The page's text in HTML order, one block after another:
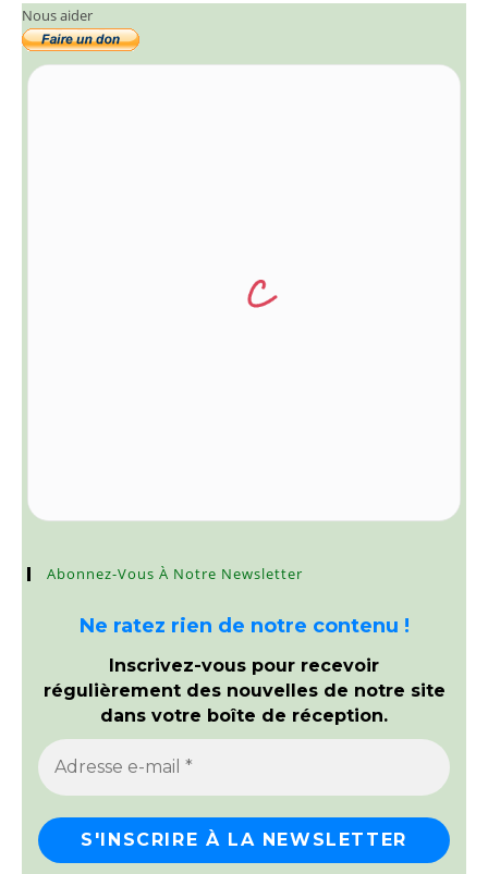
Nous aider
Abonnez-Vous À Notre Newsletter
Ne ratez rien de notre contenu !
Inscrivez-vous pour recevoir
régulièrement des nouvelles de notre site
dans votre boîte de réception.